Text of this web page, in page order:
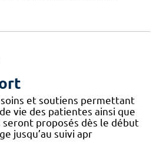
soins et soutiens permettant
vie des patientes ainsi que
seront proposés dès le début
jusqu’au suivi apr